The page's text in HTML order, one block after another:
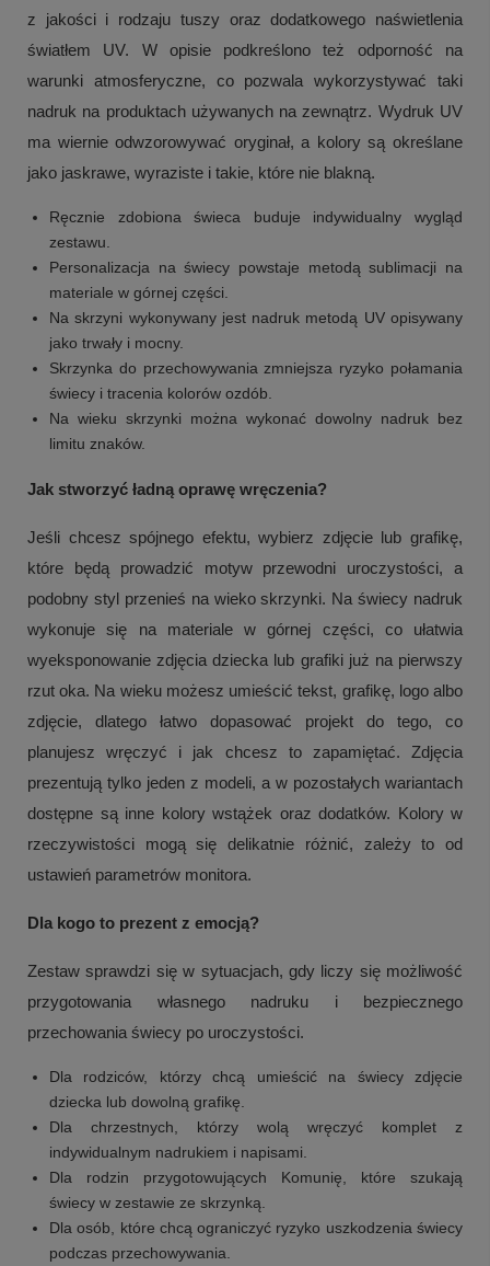
+ 2
Zobacz więcej
z jakości i rodzaju tuszy oraz dodatkowego naświetlenia
światłem UV. W opisie podkreślono też odporność na
warunki atmosferyczne, co pozwala wykorzystywać taki
nadruk na produktach używanych na zewnątrz. Wydruk UV
ma wiernie odwzorowywać oryginał, a kolory są określane
jako jaskrawe, wyraziste i takie, które nie blakną.
Ręcznie zdobiona świeca buduje indywidualny wygląd
zestawu.
Personalizacja na świecy powstaje metodą sublimacji na
materiale w górnej części.
Na skrzyni wykonywany jest nadruk metodą UV opisywany
jako trwały i mocny.
Skrzynka do przechowywania zmniejsza ryzyko połamania
świecy i tracenia kolorów ozdób.
Na wieku skrzynki można wykonać dowolny nadruk bez
limitu znaków.
Jak stworzyć ładną oprawę wręczenia?
Jeśli chcesz spójnego efektu, wybierz zdjęcie lub grafikę,
które będą prowadzić motyw przewodni uroczystości, a
podobny styl przenieś na wieko skrzynki. Na świecy nadruk
wykonuje się na materiale w górnej części, co ułatwia
wyeksponowanie zdjęcia dziecka lub grafiki już na pierwszy
rzut oka. Na wieku możesz umieścić tekst, grafikę, logo albo
zdjęcie, dlatego łatwo dopasować projekt do tego, co
planujesz wręczyć i jak chcesz to zapamiętać. Zdjęcia
prezentują tylko jeden z modeli, a w pozostałych wariantach
dostępne są inne kolory wstążek oraz dodatków. Kolory w
rzeczywistości mogą się delikatnie różnić, zależy to od
ustawień parametrów monitora.
Dla kogo to prezent z emocją?
Zestaw sprawdzi się w sytuacjach, gdy liczy się możliwość
przygotowania własnego nadruku i bezpiecznego
przechowania świecy po uroczystości.
Dla rodziców, którzy chcą umieścić na świecy zdjęcie
dziecka lub dowolną grafikę.
Dla chrzestnych, którzy wolą wręczyć komplet z
indywidualnym nadrukiem i napisami.
Dla rodzin przygotowujących Komunię, które szukają
świecy w zestawie ze skrzynką.
Dla osób, które chcą ograniczyć ryzyko uszkodzenia świecy
podczas przechowywania.